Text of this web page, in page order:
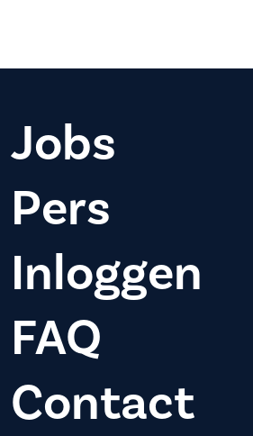
Jobs
Pers
Inloggen
FAQ
Contact